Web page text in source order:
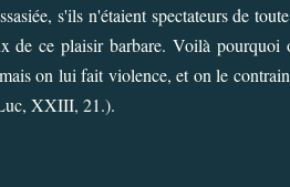
s'ils n'étaient spectateurs de
de ce plaisir barbare. Voilà
on lui fait violence, et on le
XXIII, 21.).